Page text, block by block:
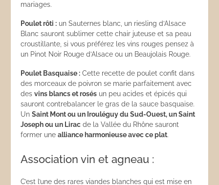
mariages.
Poulet rôti : un Sauternes blanc, un riesling d’Alsace
Blanc sauront sublimer cette chair juteuse et sa peau
croustillante, si vous préférez les vins rouges pensez à
un Pinot Noir Rouge d’Alsace ou un Beaujolais Rouge.
Poulet Basquaise : Cette recette de poulet confit dans
des morceaux de poivron se marie parfaitement avec
desvins blancs et rosés un peu acides et épicés qui
sauront contrebalancer le gras de la sauce basquaise.
UnSaint Mont ou un Irouléguy du Sud-Ouest, un Saint
Joseph ou un Lirac de la Vallée du Rhône sauront
former unealliance harmonieuse avec ce plat.
Association vin et agneau :
C’est l’une des rares viandes blanches qui est mise en